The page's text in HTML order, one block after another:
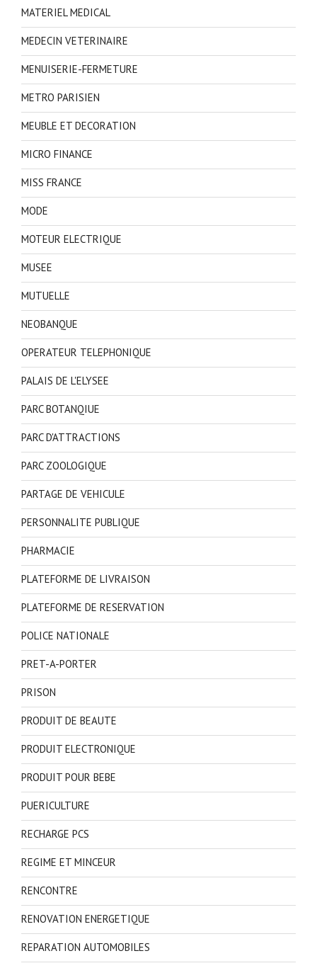
MATERIEL MEDICAL
MEDECIN VETERINAIRE
MENUISERIE-FERMETURE
METRO PARISIEN
MEUBLE ET DECORATION
MICRO FINANCE
MISS FRANCE
MODE
MOTEUR ELECTRIQUE
MUSEE
MUTUELLE
NEOBANQUE
OPERATEUR TELEPHONIQUE
PALAIS DE L'ELYSEE
PARC BOTANQIUE
PARC D'ATTRACTIONS
PARC ZOOLOGIQUE
PARTAGE DE VEHICULE
PERSONNALITE PUBLIQUE
PHARMACIE
PLATEFORME DE LIVRAISON
PLATEFORME DE RESERVATION
POLICE NATIONALE
PRET-A-PORTER
PRISON
PRODUIT DE BEAUTE
PRODUIT ELECTRONIQUE
PRODUIT POUR BEBE
PUERICULTURE
RECHARGE PCS
REGIME ET MINCEUR
RENCONTRE
RENOVATION ENERGETIQUE
REPARATION AUTOMOBILES